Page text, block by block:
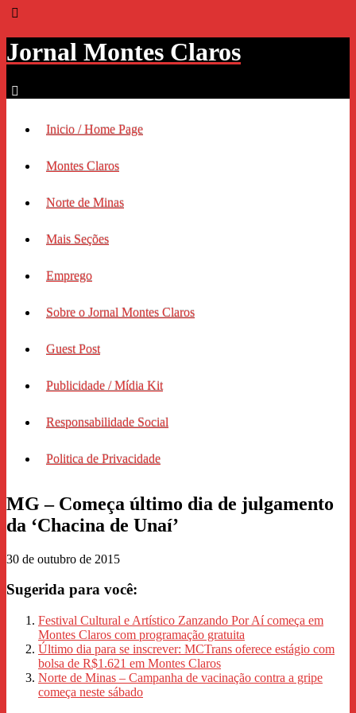
Jornal Montes Claros
Inicio / Home Page
Montes Claros
Norte de Minas
Mais Seções
Emprego
Sobre o Jornal Montes Claros
Guest Post
Publicidade / Mídia Kit
Responsabilidade Social
Politica de Privacidade
MG – Começa último dia de julgamento
da ‘Chacina de Unaí’
30 de outubro de 2015
Sugerida para você:
Festival Cultural e Artístico Zanzando Por Aí começa em
Montes Claros com programação gratuita
Último dia para se inscrever: MCTrans oferece estágio com
bolsa de R$1.621 em Montes Claros
Norte de Minas – Campanha de vacinação contra a gripe
começa neste sábado